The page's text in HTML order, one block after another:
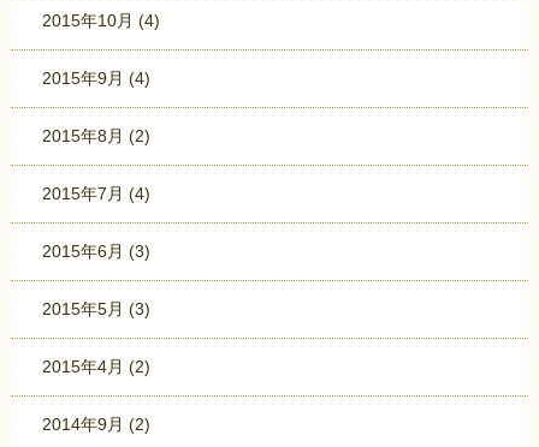
2015年10月 (4)
2015年9月 (4)
2015年8月 (2)
2015年7月 (4)
2015年6月 (3)
2015年5月 (3)
2015年4月 (2)
2014年9月 (2)